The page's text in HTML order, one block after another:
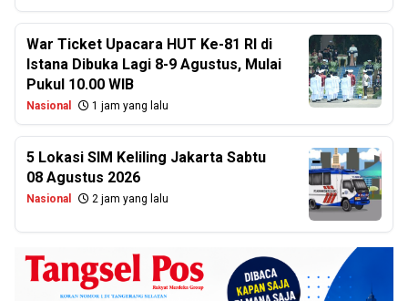
War Ticket Upacara HUT Ke-81 RI di
Istana Dibuka Lagi 8-9 Agustus, Mulai
Pukul 10.00 WIB
Nasional 1 jam yang lalu
5 Lokasi SIM Keliling Jakarta Sabtu
08 Agustus 2026
Nasional 2 jam yang lalu